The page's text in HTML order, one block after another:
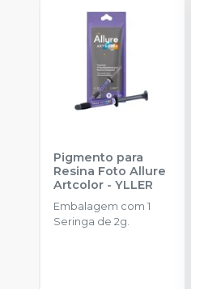
Pigmento para
Resina Foto Allure
Artcolor -YLLER
Embalagem com 1
Seringa de 2g.